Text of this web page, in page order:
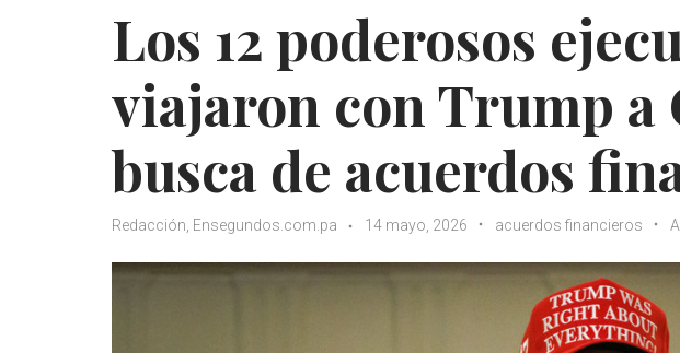
Los 12 poderosos
viajaron con Trump a
busca de acuerdos
Redacción, Ensegundos.com.pa 14 mayo, 2026 acuerdos financieros